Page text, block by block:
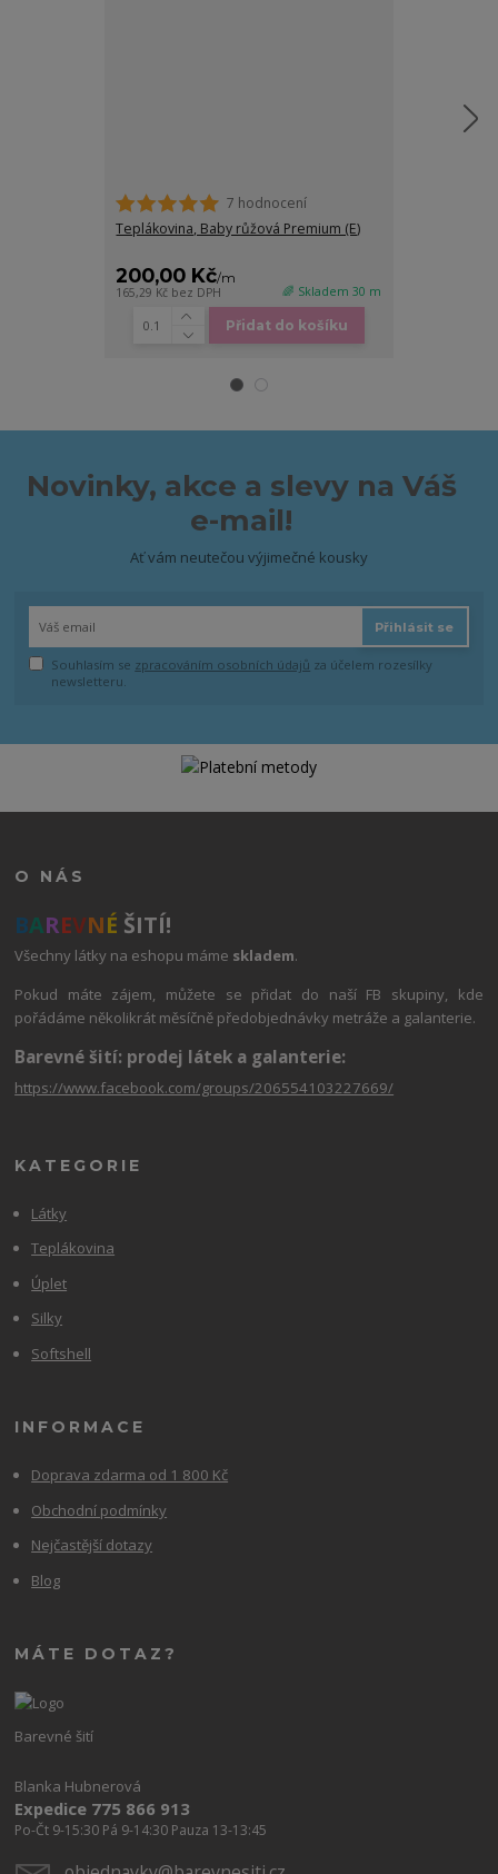
7 hodnocení
Teplákovina, Baby růžová Premium (E)
200,00 Kč/m
165,29 Kč bez DPH 🌈 Skladem 30 m
Přidat do košíku
Novinky, akce a slevy na Váš
e-mail!
Ať vám neutečou výjimečné kousky
Přihlásit se
Souhlasím se zpracováním osobních údajů za účelem rozesílky
newsletteru.
O NÁS
BAREVNÉ ŠITÍ!
Všechny látky na eshopu máme skladem.
Pokud máte zájem, můžete se přidat do naší FB skupiny, kde
pořádáme několikrát měsíčně předobjednávky metráže a galanterie.
Barevné šití: prodej látek a galanterie:
https://www.facebook.com/groups/206554103227669/
KATEGORIE
Látky
Teplákovina
Úplet
Silky
Softshell
INFORMACE
Doprava zdarma od 1 800 Kč
Obchodní podmínky
Nejčastější dotazy
Blog
MÁTE DOTAZ?
Barevné šití
Blanka Hubnerová
Expedice 775 866 913
Po-Čt 9-15:30 Pá 9-14:30 Pauza 13-13:45